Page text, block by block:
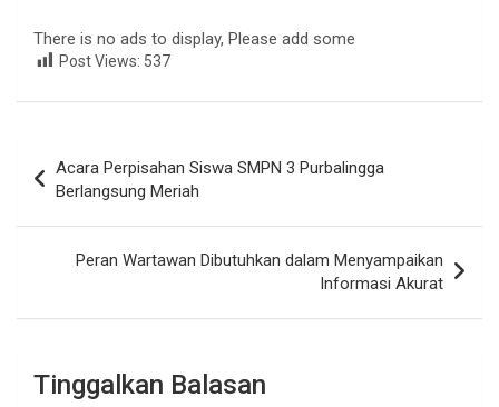
There is no ads to display, Please add some
Post Views: 537
pos
Acara Perpisahan Siswa SMPN 3 Purbalingga
Berlangsung Meriah
Peran Wartawan Dibutuhkan dalam Menyampaikan
Informasi Akurat
Tinggalkan Balasan